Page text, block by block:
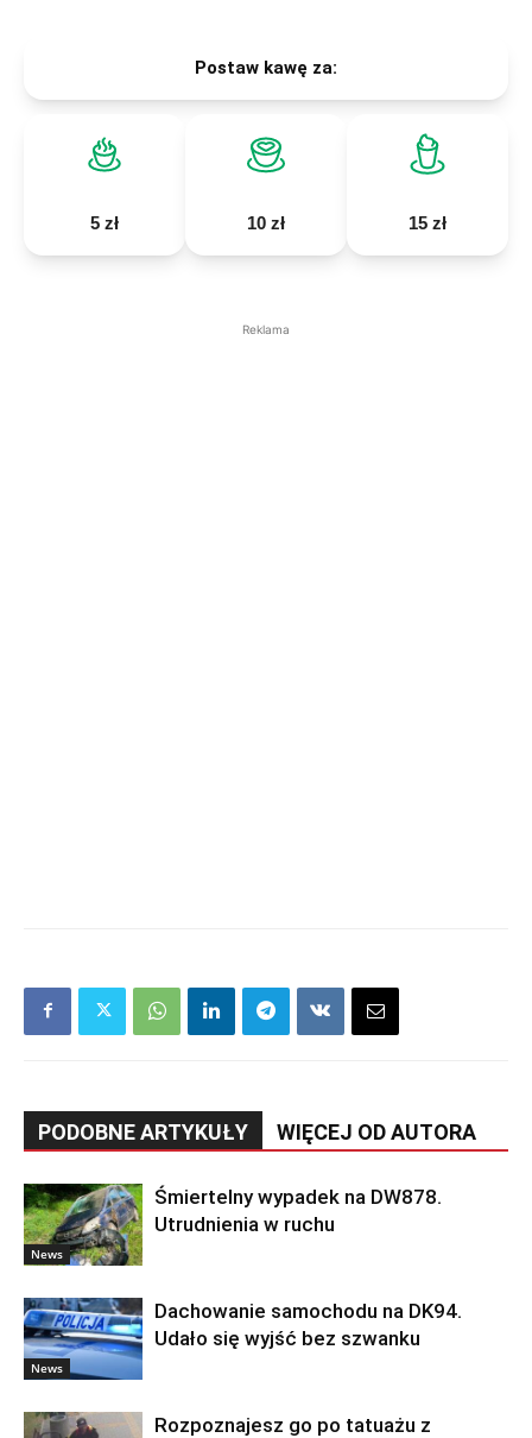
Postaw kawę za:
5 zł 10 zł 15 zł
Reklama
PODOBNE ARTYKUŁY WIĘCEJ OD AUTORA
News
Śmiertelny wypadek na DW878.
Utrudnienia w ruchu
News
Dachowanie samochodu na DK94.
Udało się wyjść bez szwanku
Rozpoznajesz go po tatuażu z